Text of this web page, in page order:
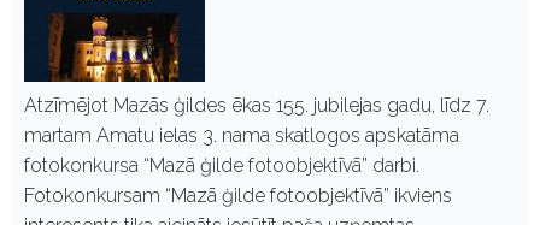
Atzīmējot Mazās ģildes ēkas 155. jubilejas gadu, līdz 7.
martam Amatu ielas 3. nama skatlogos apskatāma
fotokonkursa “Mazā ģilde fotoobjektīvā” darbi.
Fotokonkursam “Mazā ģilde fotoobjektīvā” ikviens